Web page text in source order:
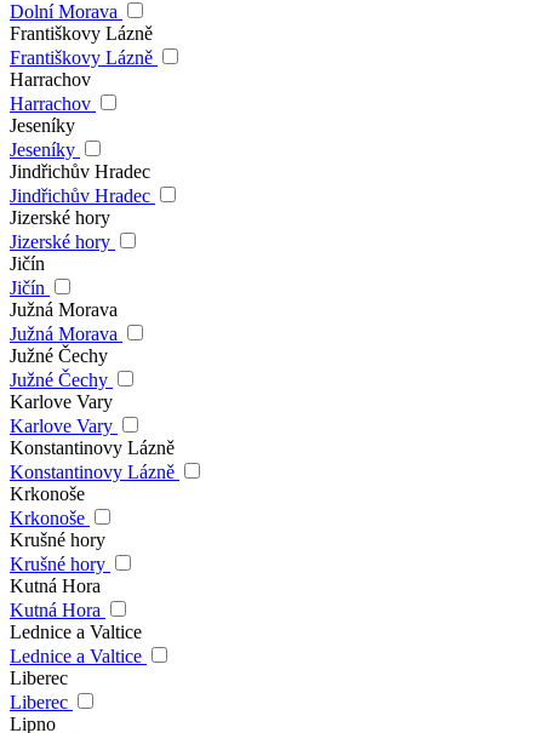
Dolní Morava
Františkovy Lázně
Františkovy Lázně
Harrachov
Harrachov
Jeseníky
Jeseníky
Jindřichův Hradec
Jindřichův Hradec
Jizerské hory
Jizerské hory
Jičín
Jičín
Južná Morava
Južná Morava
Južné Čechy
Južné Čechy
Karlove Vary
Karlove Vary
Konstantinovy Lázně
Konstantinovy Lázně
Krkonoše
Krkonoše
Krušné hory
Krušné hory
Kutná Hora
Kutná Hora
Lednice a Valtice
Lednice a Valtice
Liberec
Liberec
Lipno